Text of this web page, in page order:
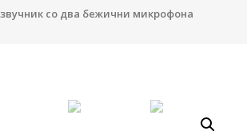
со два бежични микрофона